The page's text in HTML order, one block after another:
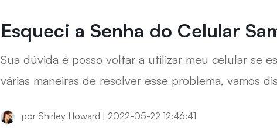
Esqueci a Senha do Celular
Sua dúvida é posso voltar a utilizar meu celular se
várias maneiras de resolver esse problema, vamos
por Shirley Howard | 2022-05-22 12:46:41